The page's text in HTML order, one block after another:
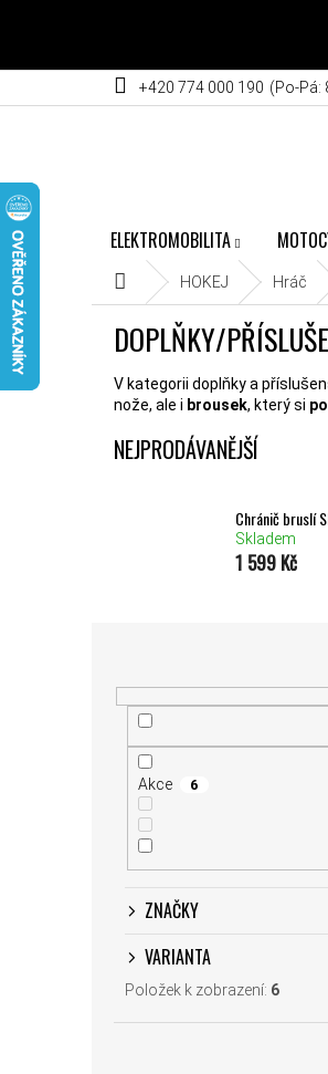
+420 774 000 190
ELEKTROMOBILITA
Domů HOKEJ Hráč
DOPLŇKY/
V kategorii doplňky a
nože, ale i brousek, který si
NEJPRODÁVANĚJŠÍ
Chránič bruslí
Skladem
1 599 Kč
Akce 6
ZNAČKY
VARIANTA
Položek k zobrazení: 6